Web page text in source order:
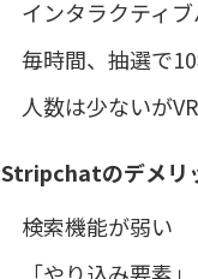
インタラクティ
毎時間、抽選で
人数は少ないが
Stripchatのデメリ
検索機能が弱い